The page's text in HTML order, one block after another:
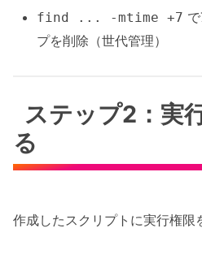
find ... -mtime +7
プを削除（世代管理）
ステップ2：実
る
作成したスクリプトに実行権限